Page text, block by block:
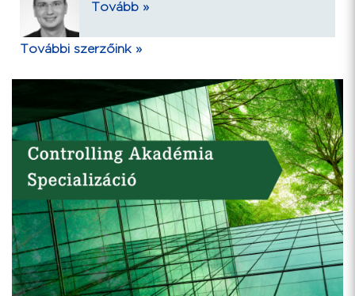
Tovább »
További szerzőink »